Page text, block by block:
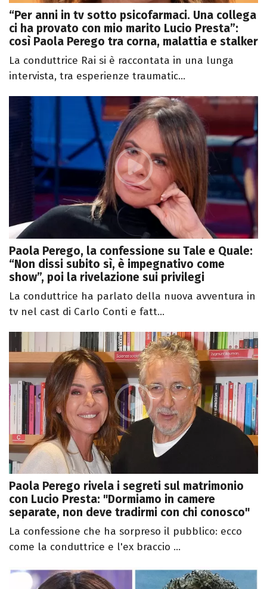
“Per anni in tv sotto psicofarmaci. Una collega
ci ha provato con mio marito Lucio Presta”:
così Paola Perego tra corna, malattia e stalker
La conduttrice Rai si è raccontata in una lunga
intervista, tra esperienze traumatic...
Paola Perego, la confessione su Tale e Quale:
“Non dissi subito sì, è impegnativo come
show”, poi la rivelazione sui privilegi
La conduttrice ha parlato della nuova avventura in
tv nel cast di Carlo Conti e fatt...
Paola Perego rivela i segreti sul matrimonio
con Lucio Presta: "Dormiamo in camere
separate, non deve tradirmi con chi conosco"
La confessione che ha sorpreso il pubblico: ecco
come la conduttrice e l'ex braccio ...